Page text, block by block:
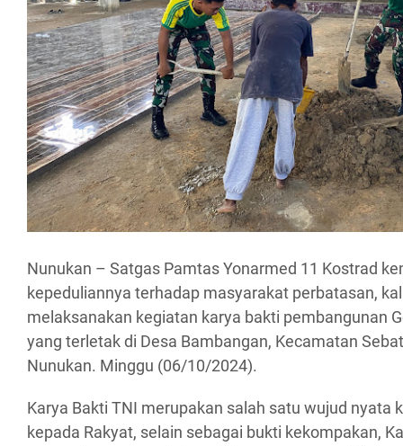
Nunukan – Satgas Pamtas Yonarmed 11 Kostrad
kepeduliannya terhadap masyarakat perbatasan,
melaksanakan kegiatan karya bakti pembangunan
yang terletak di Desa Bambangan, Kecamatan
Nunukan. Minggu (06/10/2024).
Karya Bakti TNI merupakan salah satu wujud nyata
kepada Rakyat, selain sebagai bukti kekompakan,